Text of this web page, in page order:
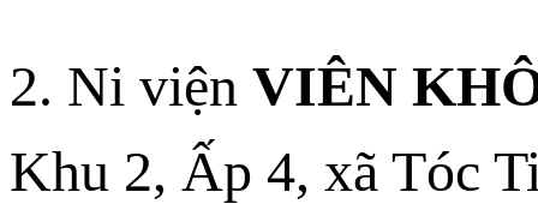
2. Ni viện VIÊN
Khu 2, Ấp 4, xã Tóc